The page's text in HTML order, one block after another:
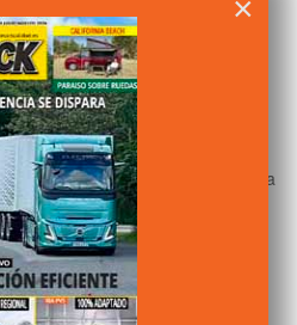
elTruck Innovation Award
Service, que mejora la
datos en tiempo real y tecnología
×